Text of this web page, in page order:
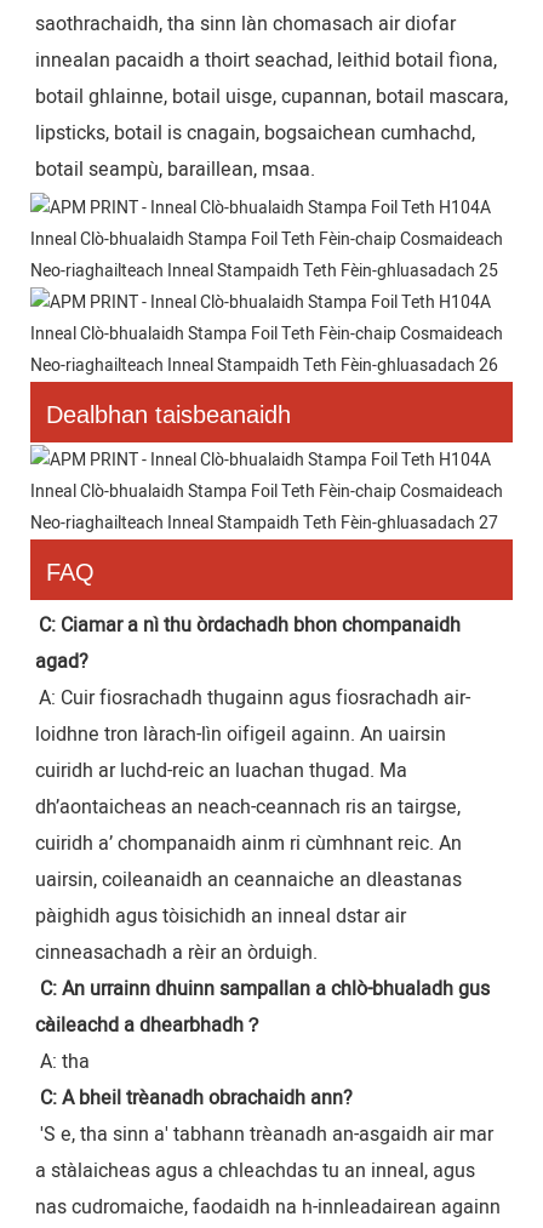
saothrachaidh, tha sinn làn chomasach air diofar
innealan pacaidh a thoirt seachad, leithid botail fìona,
botail ghlainne, botail uisge, cupannan, botail mascara,
lipsticks, botail is cnagain, bogsaichean cumhachd,
botail seampù, baraillean, msaa.
Dealbhan taisbeanaidh
FAQ
C: Ciamar a nì thu òrdachadh bhon chompanaidh
agad?
A: Cuir fiosrachadh thugainn agus fiosrachadh air-
loidhne tron ​​làrach-lìn oifigeil againn. An uairsin
cuiridh ar luchd-reic an luachan thugad. Ma
dh’aontaicheas an neach-ceannach ris an tairgse,
cuiridh a’ chompanaidh ainm ri cùmhnant reic. An
uairsin, coileanaidh an ceannaiche an dleastanas
pàighidh agus tòisichidh an inneal dstar air
cinneasachadh a rèir an òrduigh.
C: An urrainn dhuinn sampallan a chlò-bhualadh gus
càileachd a dhearbhadh？
A: tha
C: A bheil trèanadh obrachaidh ann?
a stàlaicheas agus a chleachdas tu an inneal, agus
nas cudromaiche, faodaidh na h-innleadairean againn